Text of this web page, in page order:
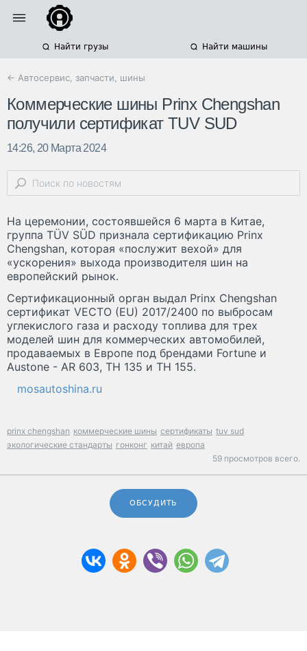
Найти грузы Найти машины
← Автосервис, запчасти, шины
Коммерческие шины Prinx Chengshan
получили сертификат TUV SUD
14:26, 20 Марта 2024
На церемонии, состоявшейся 6 марта в Китае,
группа TÜV SÜD признала сертификацию Prinx
Chengshan, которая «послужит вехой» для
«ускорения» выхода производителя шин на
европейский рынок.
Сертификационный орган выдал Prinx Chengshan
сертификат VECTO (EU) 2017/2400 по выбросам
углекислого газа и расходу топлива для трех
моделей шин для коммерческих автомобилей,
продаваемых в Европе под брендами Fortune и
Austone - AR 603, TH 135 и TH 155.
mosautoshina.ru
prinx chengshan коммерческие шины сертификаты tuv sud
экологические стандарты гонконг китай европа
59 просмотров всего.
ОБСУДИТЬ